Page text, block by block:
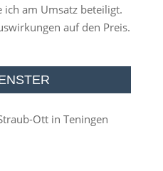
ich am Umsatz beteiligt.
auf den Preis.